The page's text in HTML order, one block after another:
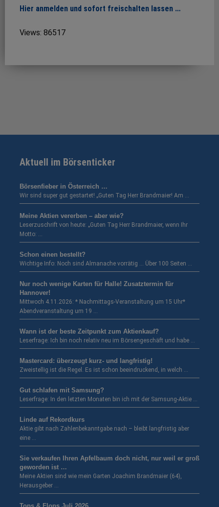
Hier anmelden und sofort freischalten lassen …
Views: 86517
Aktuell im Börsenticker
Börsenfieber in Österreich …
Wir sind super gut gestartet! „Guten Tag Herr Brandmaier! Am …
Meine Aktien vererben – aber wie?
Leserzuschrift von heute: „Guten Tag Herr Brandmaier, wenn Ihr
Motto: …
Schon einen bestellt?
Wichtige Info: Noch sind Almanache vorrätig … Über 100 Seiten …
Nur noch wenige Karten für Halle! Zusatztermin für
Hannover!
Mittwoch 4.11.2026: * Nachmittags-Veranstaltung um 15 Uhr*
Abendveranstaltung um 19 …
Wann ist der beste Zeitpunkt zum Aktienkauf?
Leserfrage: Ich bin noch relativ neu im Börsengeschäft und habe …
Mastercard: überzeugt kurz- und langfristig!
Zweistellig ist die Regel. Es ist schon beeindruckend, in welch …
Gut schlafen mit Samsung?
Leserfrage: In den letzten Monaten bin ich mit der Samsung-Aktie …
Linde auf Rekordkurs
Aktie gibt nach Zahlenbekanntgabe nach – bleibt langfristig aber
eine …
Sie verkaufen Ihren Apfelbaum doch nicht, nur weil er groß
geworden ist …
Meine Aktien sind wie mein Garten Joachim Brandmaier (64),
Herausgeber …